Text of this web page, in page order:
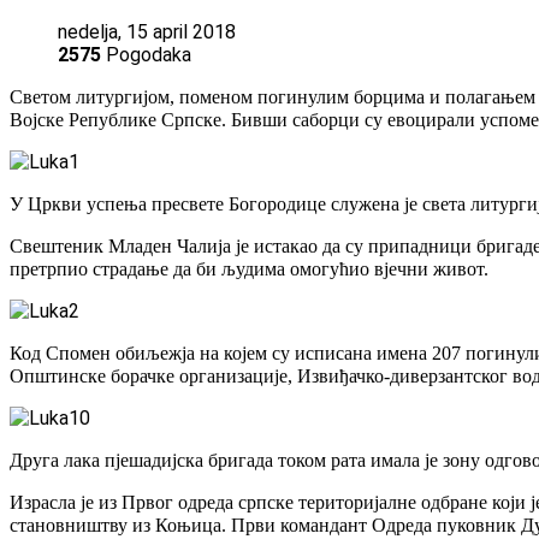
nedelja, 15 april 2018
2575 Pogodaka
Светом литургијом, поменом погинулим борцима и
Војске Републике Српске. Бивши саборци су евоцирали
У Цркви успења пресвете Богородице служена је света
Свештеник Младен Чалија је истакао да су припадници
претрпио страдање да би људима омогућио вјечни живот.
Код Спомен обиљежја на којем су исписана имена 207
Општинске борачке организације, Извиђачко-диверзантског
Друга лака пјешадијска бригада током рата имала је зону
Израсла је из Првог одреда српске територијалне одбране
становништву из Коњица. Први командант Одреда пуковник